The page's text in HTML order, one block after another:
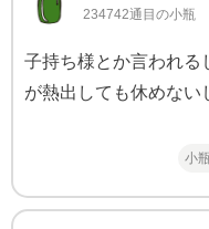
234742通目の小瓶
子持ち様とか言われる
が熱出しても休めない
小